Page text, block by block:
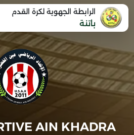
الرابطة الجهوية لكرة القدم
باتنة
AIN KHADRA